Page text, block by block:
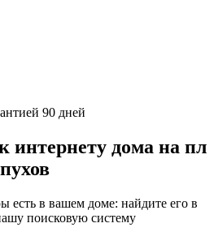
90 дней
дома на пл
есть в вашем доме: найдите его в
поисковую систему